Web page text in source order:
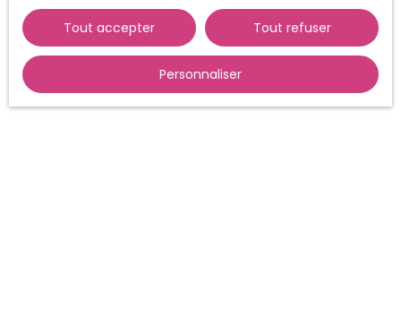
Tout accepter Tout refuser
Personnaliser